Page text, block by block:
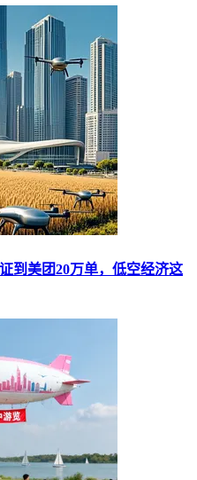
到美团20万单，低空经济这